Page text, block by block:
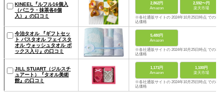
KINEEL『ルフル16個入
（バニラ・抹茶各8個
入）』の口コミ
2,862円
Amazon
2,592〜円
楽天市場
※各社通販サイトの 2024年10月25日時点 での税
込価格
今治タオル 『ギフトセッ
ト バスタオル フェイスタ
オル ウォッシュタオル ボ
ックス入り』の口コミ
5,480円
Amazon
※各社通販サイトの 2024年10月25日時点 での税
込価格
JILL STUART（ジルスチ
ュアート）『タオル美術
館』の口コミ
1,171円
Amazon
1,100円
楽天市場
※各社通販サイトの 2024年10月25日時点 での税
込価格